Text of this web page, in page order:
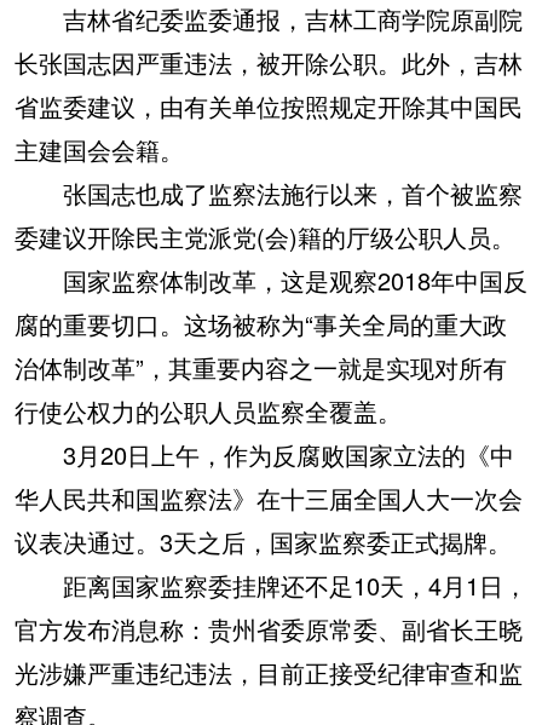
吉林省纪委监委通报，吉林工商学院原副院
长张国志因严重违法，被开除公职。此外，吉林
省监委建议，由有关单位按照规定开除其中国民
主建国会会籍。
张国志也成了监察法施行以来，首个被监察
委建议开除民主党派党(会)籍的厅级公职人员。
国家监察体制改革，这是观察2018年中国反
腐的重要切口。这场被称为“事关全局的重大政
治体制改革”，其重要内容之一就是实现对所有
行使公权力的公职人员监察全覆盖。
3月20日上午，作为反腐败国家立法的《中
华人民共和国监察法》在十三届全国人大一次会
议表决通过。3天之后，国家监察委正式揭牌。
距离国家监察委挂牌还不足10天，4月1日，
官方发布消息称：贵州省委原常委、副省长王晓
光涉嫌严重违纪违法，目前正接受纪律审查和监
察调查。